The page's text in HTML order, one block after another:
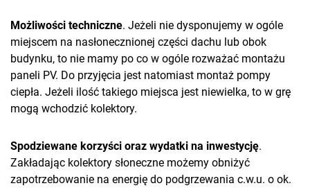
Możliwości techniczne. Jeżeli nie dysponujemy w ogóle
miejscem na nasłonecznionej części dachu lub obok
budynku, to nie mamy po co w ogóle rozważać montażu
paneli PV. Do przyjęcia jest natomiast montaż pompy
ciepła. Jeżeli ilość takiego miejsca jest niewielka, to w grę
mogą wchodzić kolektory.
Spodziewane korzyści oraz wydatki na inwestycję.
Zakładając kolektory słoneczne możemy obniżyć
zapotrzebowanie na energię do podgrzewania c.w.u. o ok.